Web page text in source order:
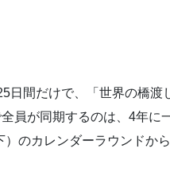
日間だけで、「世界の橋渡
員が同期するのは、4年に
のカレンダーラウンドか